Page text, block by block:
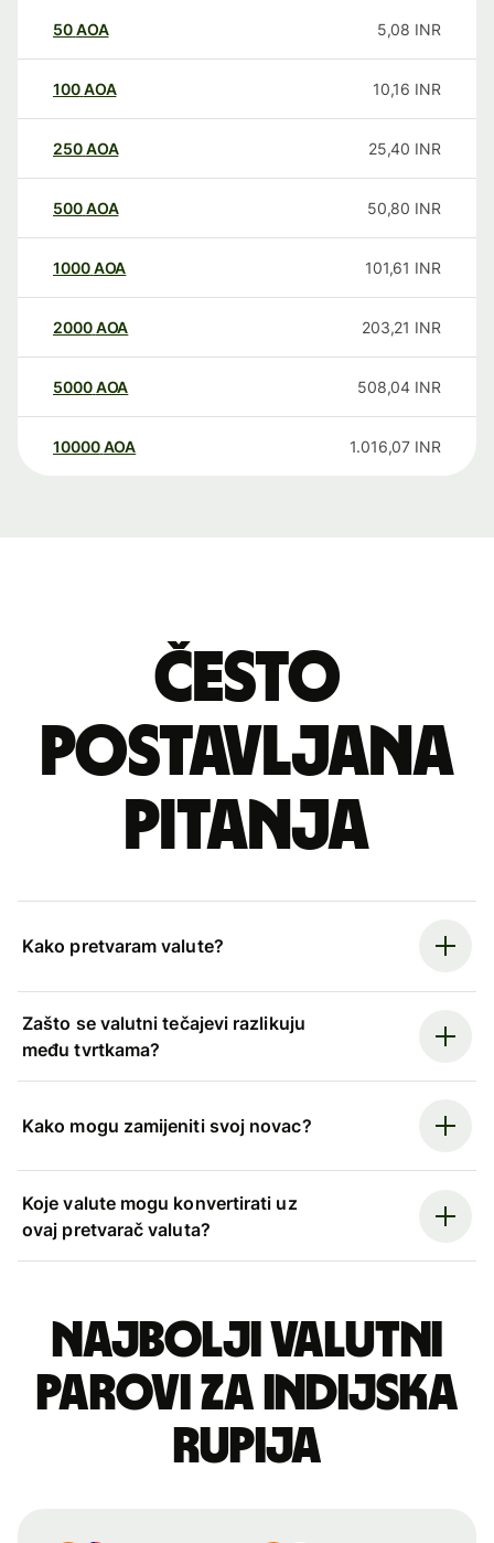
50AOA 5,08 INR
100AOA 10,16 INR
250AOA 25,40 INR
500AOA 50,80 INR
1000AOA 101,61 INR
2000AOA 203,21 INR
5000AOA 508,04 INR
10000 AOA 1.016,07 INR
Često
postavljana
pitanja
Kako pretvaram valute?
Zašto se valutni tečajevi razlikuju
među tvrtkama?
Kako mogu zamijeniti svoj novac?
Koje valute mogu konvertirati uz
ovaj pretvarač valuta?
Najbolji valutni
parovi za indijska
rupija